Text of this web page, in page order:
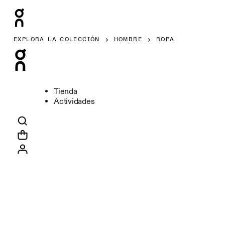
EXPLORA LA COLECCIÓN HOMBRE ROPA
Tienda
Actividades